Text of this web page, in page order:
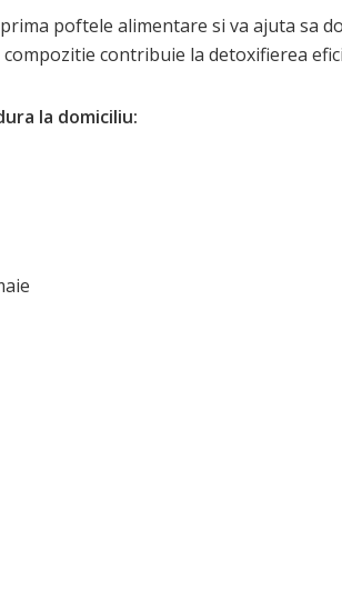
poftele alimentare si va ajuta sa
compozitie contribuie la detoxifierea
la domiciliu: